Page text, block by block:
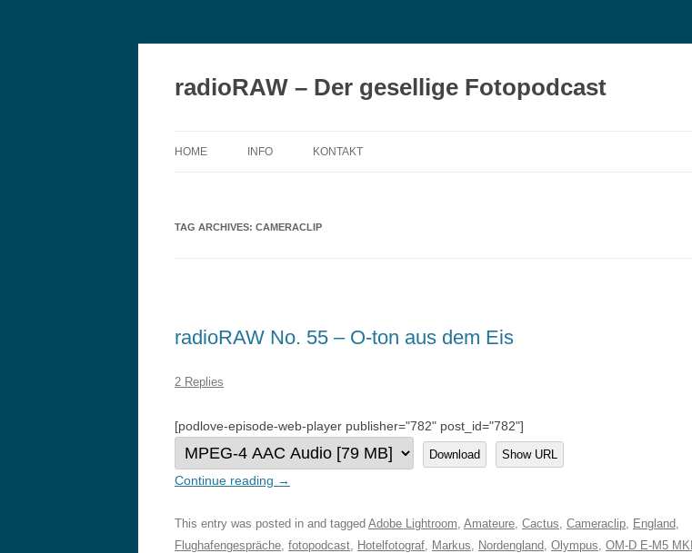
radioRAW – Der gesellige Fotopodcast
HOME INFO KONTAKT
TAG ARCHIVES: CAMERACLIP
radioRAW No. 55 – O-ton aus dem Eis
2 Replies
[podlove-episode-web-player publisher="782" post_id="782"]
Download Show URL
Continue reading →
This entry was posted in and tagged Adobe Lightroom, Amateure, Cactus, Cameraclip, England,
Flughafengespräche, fotopodcast, Hotelfotograf, Markus, Nordengland, Olympus, OM-D E-M5 MKII